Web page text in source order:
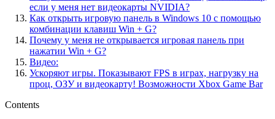
если у меня нет видеокарты NVIDIA?
Как открыть игровую панель в Windows 10 с помощью
комбинации клавиш Win + G?
Почему у меня не открывается игровая панель при
нажатии Win + G?
Видео:
Ускоряют игры. Показывают FPS в играх, нагрузку на
проц, ОЗУ и видеокарту! Возможности Xbox Game Bar
Contents